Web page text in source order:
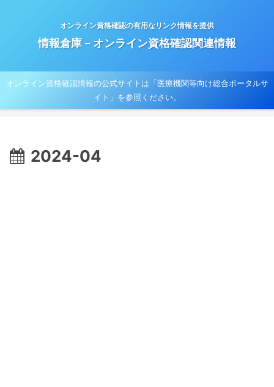
オンライン資格確認の有用なリンク情報を提供
情報倉庫－オンライン資格確認関連情報
オンライン資格確認情報の公式サイトは「医療機関等向け総合ポータルサ
イト」を参照ください。
2024-04